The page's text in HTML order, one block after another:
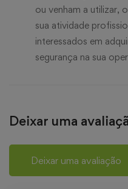
ou venham a utilizar,
sua atividade
interessados em
segurança na sua
Deixar uma
Deixar uma avaliação